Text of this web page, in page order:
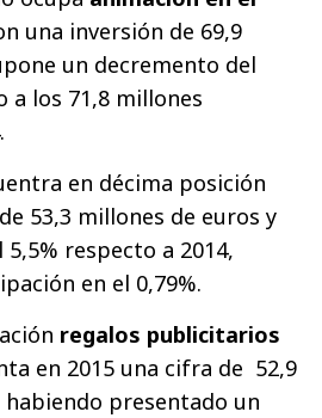
una inversión de 69,9
un decremento del
a los 71,8 millones
en décima posición
53,3 millones de euros y
respecto a 2014,
en el 0,79%.
regalos publicitarios
en 2015 una cifra de 52,9
presentado un